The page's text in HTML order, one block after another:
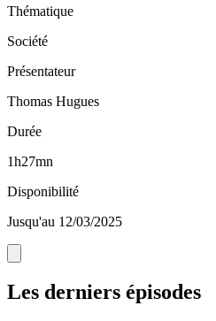
Thématique
Société
Présentateur
Thomas Hugues
Durée
1h27mn
Disponibilité
Jusqu'au 12/03/2025
Les derniers épisodes